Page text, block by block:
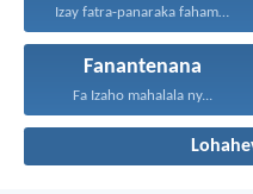
Izay fatra-panaraka fahamarinana sy...
Fanantenana
Fa Izaho mahalala ny...